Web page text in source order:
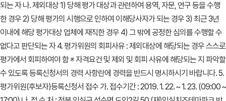
되는 자 나. 제외대상 1) 당해 평가 대상과 관련하여 용역, 자문, 연구 등을 수행
한 경우 2) 당해 평가의 시행으로 인하여 이해당사자가 되는 경우 3) 최근 3년
이내에 해당 평가대상 업체에 재직한 경우 4) 그 밖에 공정한 심의를 수행할 수
없다고 판단되는 자 4. 평가위원의 회피사유 : 제외대상에 해당되는 경우 스스로
평가에서 회피하여야 함 ※ 자격요건 및 제외 및 회피 사유에 해당되는 지 파악할
수 있도록 등록신청서의 경력 사항란에 경력을 반드시 명시하시기 바랍니다. 5.
평가위원(후보자)등록신청서 접수 가. 접수기간 : 2019. 1. 22. ~ 1. 23. (09:00 ~